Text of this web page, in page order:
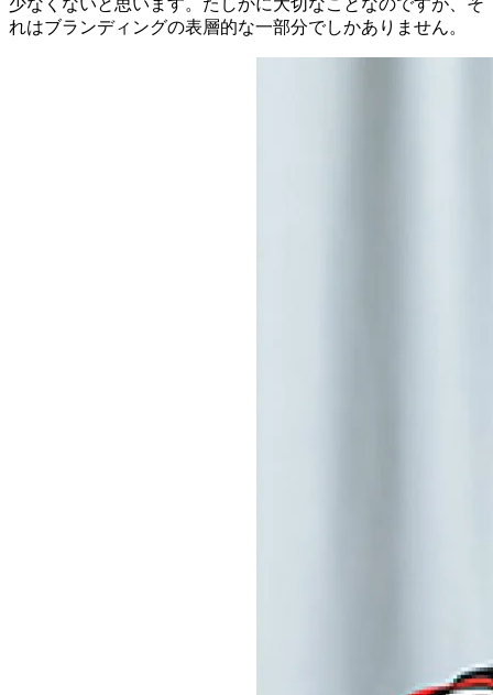
少なくないと思います。たしかに大切なことなのですが、そ
れはブランディングの表層的な一部分でしかありません。